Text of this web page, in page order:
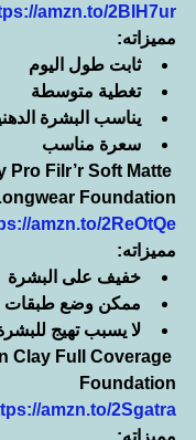
amzn.to/2BIH7ur
مميزاته:
ثابت طول اليوم
تغطية متوسطة
يناسب البشرة
سعرة مناسب
Pro Filr’r Soft Matte
Foundation
amzn.to/2ReOtQe
مميزاته:
خفيف على البشرة
ممكن وضع طبقات
لا يسبب تهيج
Clay Full Coverage
Foundation
amzn.to/2Sgatra
مميزاته: